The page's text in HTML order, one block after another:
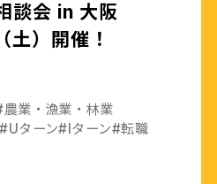
談会 in 大阪
）開催！
業・漁業・林業
#Uターン#Iターン#転職